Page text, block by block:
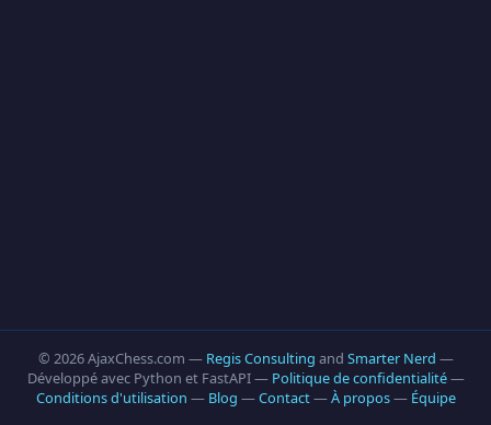
© 2026 AjaxChess.com — Regis Consulting and Smarter Nerd —
Développé avec Python et FastAPI — Politique de confidentialité—
Conditions d'utilisation — Blog —Contact—À propos— Équipe